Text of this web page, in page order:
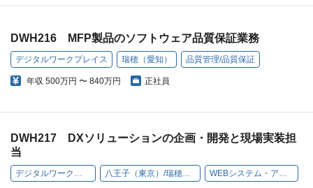
DWH216 MFP製品のソフトウェア品質保証業務
デジタルワークプレイス 瑞穂（愛知） 品質管理/品質保証
年収 500万円 〜 840万円 正社員
DWH217 DXソリューションの企画・開発と現場実装担
当
デジタルワークプレイス 八王子（東京）/瑞穂（愛知） WEBシステム・アプリ開発